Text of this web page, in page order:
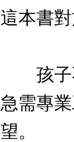
這本書
孩子不
急需專
望。